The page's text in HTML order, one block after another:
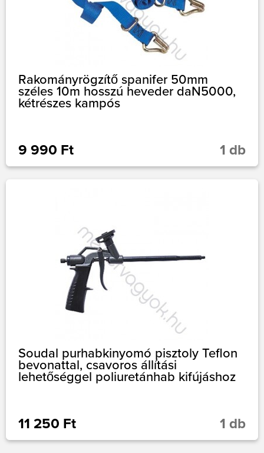
Rakományrögzítő spanifer 50mm
széles 10m hosszú heveder daN5000,
kétrészes kampós
9 990 Ft 1 db
Soudal purhabkinyomó pisztoly Teflon
bevonattal, csavoros állítási
lehetőséggel poliuretánhab kifújáshoz
11 250 Ft 1 db